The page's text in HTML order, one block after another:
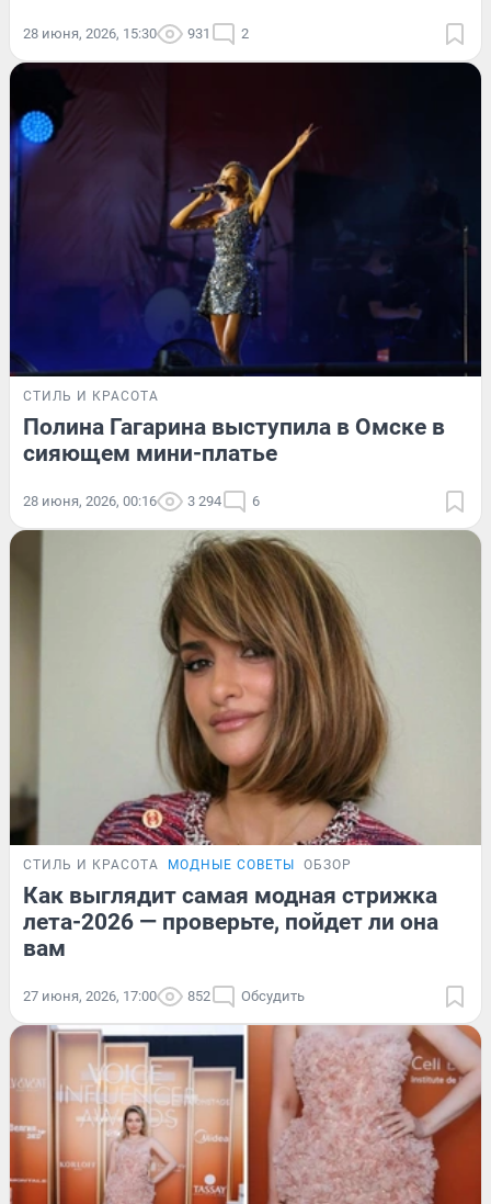
28 июня, 2026, 15:30 931 2
СТИЛЬ И КРАСОТА
Полина Гагарина выступила в Омске в
сияющем мини-платье
28 июня, 2026, 00:16 3 294 6
СТИЛЬ И КРАСОТА МОДНЫЕ СОВЕТЫ ОБЗОР
Как выглядит самая модная стрижка
лета-2026 — проверьте, пойдет ли она
вам
27 июня, 2026, 17:00 852 Обсудить